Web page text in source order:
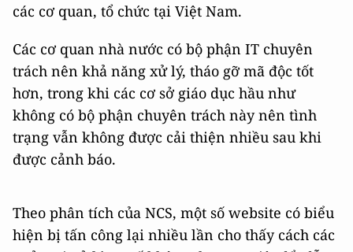
các cơ quan, tổ chức tại Việt Nam.
Các cơ quan nhà nước có bộ phận IT chuyên
trách nên khả năng xử lý, tháo gỡ mã độc tốt
hơn, trong khi các cơ sở giáo dục hầu như
không có bộ phận chuyên trách này nên tình
trạng vẫn không được cải thiện nhiều sau khi
được cảnh báo.
Theo phân tích của NCS, một số website có biểu
hiện bị tấn công lại nhiều lần cho thấy cách các